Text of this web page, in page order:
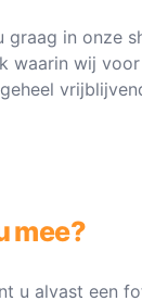
graag in onze
waarin wij
mee?
u alvast een